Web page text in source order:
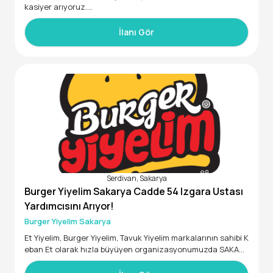
kasiyer arıyoruz.
Sorumluluklar:
-Kasa ve ödeme takibini yapmak
-Günlük raporları hazırlamak
-Müşteri taleplerine çözüm odaklı yaklaşmak
Aranan Nitelikler:
-Tercihen kasiyer veya satış deneyimi
-İletişim becerisi yüksek ve güler yüzlü
-Dikkatli, sorumluluk sahibi ve güvenilir
İlanı Gör
Serdivan, Sakarya
Burger Yiyelim Sakarya Cadde 54 Izgara Ustası
Yardımcısını Arıyor!
Burger Yiyelim Sakarya
Et Yiyelim, Burger Yiyelim, Tavuk Yiyelim markalarının sahibi K
eban Et olarak hızla büyüyen organizasyonumuzda SAKARY
A CADDE 54 şubemiz için Restoranlarımızda görevlendirmek